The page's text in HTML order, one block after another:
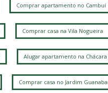
Comprar apartamento no Cambuí
Comprar casa na Vila Nogueira
Alugar apartamento na Chácara
Comprar casa no Jardim